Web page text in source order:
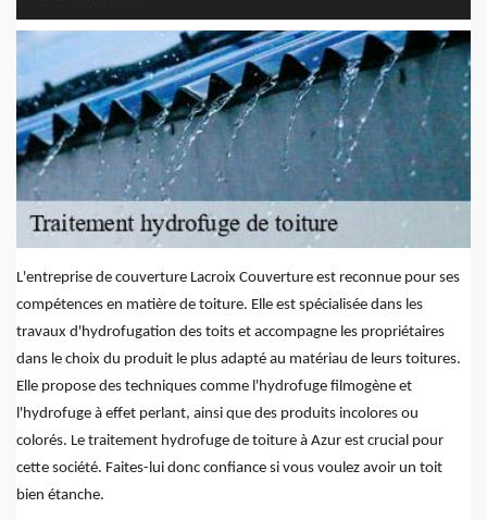
L'entreprise de couverture Lacroix Couverture est reconnue pour ses
compétences en matière de toiture. Elle est spécialisée dans les
travaux d'hydrofugation des toits et accompagne les propriétaires
dans le choix du produit le plus adapté au matériau de leurs toitures.
Elle propose des techniques comme l'hydrofuge filmogène et
l'hydrofuge à effet perlant, ainsi que des produits incolores ou
colorés. Le traitement hydrofuge de toiture à Azur est crucial pour
cette société. Faites-lui donc confiance si vous voulez avoir un toit
bien étanche.